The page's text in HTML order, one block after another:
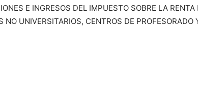
E INGRESOS DEL IMPUESTO SOBRE LA
UNIVERSITARIOS, CENTROS DE PROFESORADO